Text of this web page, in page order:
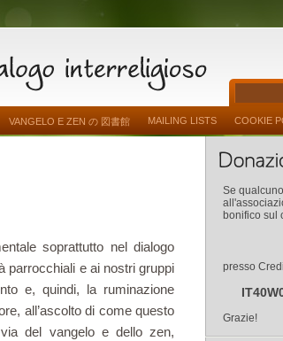
VANGELO E ZEN の 図書館 MAILING LISTS COOKIE
soprattutto nel dialogo
parrocchiali e ai nostri gruppi
e, quindi, la rumi­nazione
all’ascolto di come questo
del vangelo e dello zen,
Se
bonifico sul
presso
Grazie!